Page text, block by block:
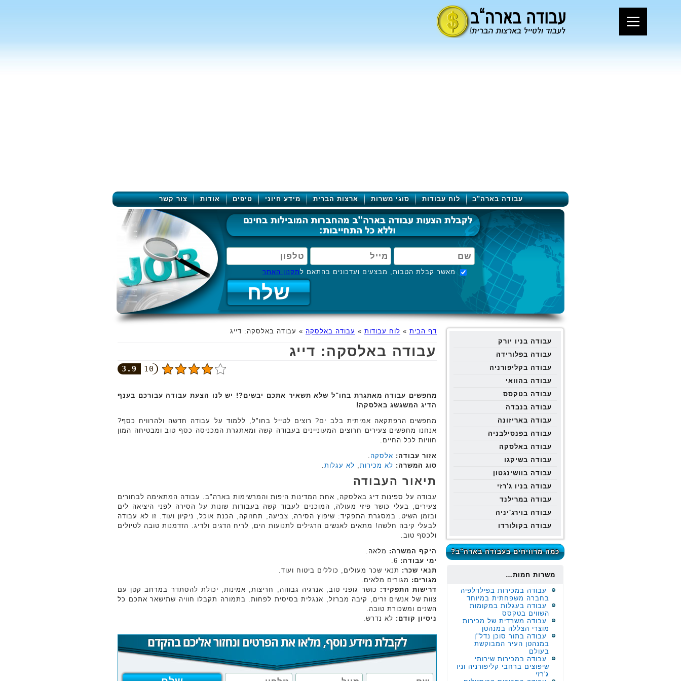
עבודה בארה"ב לוח עבודות סוגי משרות ארצות הברית מידע חיוני טיפים אודות צור קשר
מאשר קבלת הטבות, מבצעים ועדכונים בהתאם לתקנון האתר
עבודה בניו יורק
עבודה בפלורידה
עבודה בקליפורניה
עבודה בהוואי
עבודה בטקסס
עבודה בנבדה
עבודה באריזונה
עבודה בפנסילבניה
עבודה באלסקה
עבודה בשיקגו
עבודה בוושינגטון
עבודה בניו ג'רזי
עבודה במרילנד
עבודה בוירג'יניה
עבודה בקולורדו
כמה מרוויחים בעבודה בארה"ב?
משרות חמות…
עבודה במכירות בפילדלפיה
בחברה משפחתית במיוחד
עבודה בעגלות במקומות
השווים בטקסס
עבודה משרדית של מכירות
מוצרי הצללה במנהטן
עבודה בתור סוכן נדל"ן
במנהטן העיר המבוקשת
בעולם
עבודה במכירות שירותי
שיפוצים ברחבי קליפורניה וניו
ג'רזי
דף הבית » לוח עבודות » עבודה באלסקה » עבודה באלסקה: דייג
עבודה באלסקה: דייג
3.9 10
מחפשים עבודה מאתגרת בחו"ל שלא תשאיר אתכם יבשים?! יש לנו הצעת עבודה עבורכם בענף
הדיג המשגשג באלסקה!
מחפשים הרפתקאה אמיתית בלב ים? רוצים לטייל בחו"ל, ללמוד על עבודה חדשה ולהרוויח כסף?
אנחנו מחפשים צעירים חרוצים המעוניינים בעבודה קשה ומאתגרת המכניסה כסף טוב ומבטיחה המון
חוויות לכל החיים.
אזור עבודה: אלסקה .
סוג המשרה: לא מכירות, לא עגלות.
תיאור העבודה
עבודה על ספינות דיג באלסקה, אחת המדינות היפות והמרשימות בארה"ב. עבודה המתאימה לבחורים
צעירים, בעלי כושר פיזי מעולה, המוכנים לעבוד קשה בעבודות שונות על הסירה לפני היציאה לים
ובזמן השיט. במסגרת התפקיד: שיפוץ הסירה, צביעה, תחזוקה, הכנת אוכל, ניקיון ועוד. זו לא עבודה
לבעלי קיבה חלשה! מתאים לאנשים הרגילים לתנועות הים, לריח הדגים ולדיג. הזדמנות טובה לטיולים
ולכסף טוב.
היקף המשרה: מלאה.
ימי עבודה:
תנאי שכר: תנאי שכר מעולים, כוללים ביטוח ועוד.
מגורים: מגורים מלאים.
דרישות התפקיד: כושר גופני טוב, אנרגיה גבוהה, חריצות, אמינות, יכולת להסתדר במרחב קטן עם
צוות של אנשים זרים, קיבה מברזל, אנגלית בסיסית לפחות. בתמורה תקבלו חוויה שתישאר אתכם כל
השנים ומשכורת טובה.
ניסיון קודם: לא נדרש.